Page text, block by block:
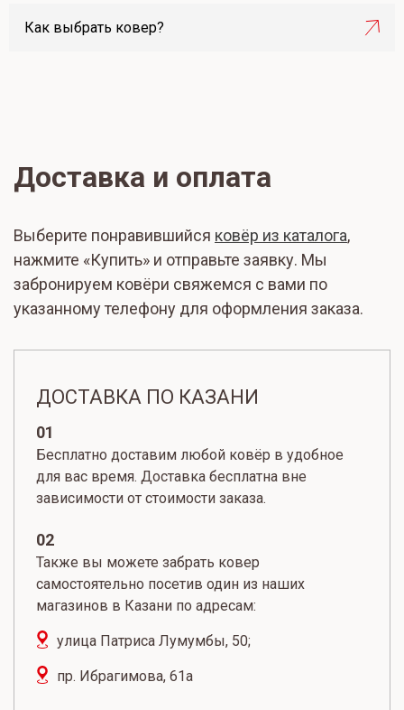
Как выбрать ковер?
Доставка и оплата
Выберите понравившийся ковёр из каталога,
нажмите «Купить» и отправьте заявку. Мы
забронируем ковёри свяжемся с вами по
указанному телефону для оформления заказа.
ДОСТАВКА ПО КАЗАНИ
01
Бесплатно доставим любой ковёр в удобное
для вас время. Доставка бесплатна вне
зависимости от стоимости заказа.
02
Также вы можете забрать ковер
самостоятельно посетив один из наших
магазинов в Казани по адресам:
улица Патриса Лумумбы, 50;
пр. Ибрагимова, 61а